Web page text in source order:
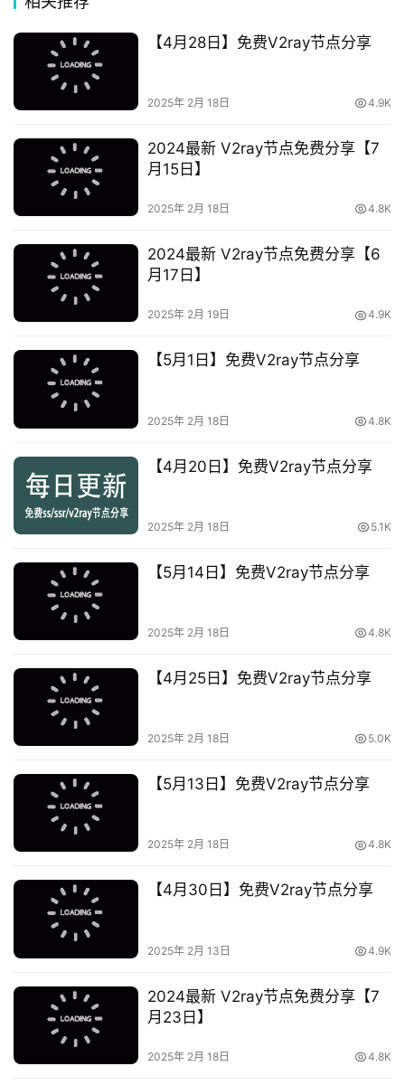
【4月28日】免费V2ray节点分享
2025年 2月 18日 4.9K
2024最新 V2ray节点免费分享【7
月15日】
2025年 2月 18日 4.8K
2024最新 V2ray节点免费分享【6
月17日】
2025年 2月 19日 4.9K
【5月1日】免费V2ray节点分享
2025年 2月 18日 4.8K
【4月20日】免费V2ray节点分享
2025年 2月 18日 5.1K
【5月14日】免费V2ray节点分享
2025年 2月 18日 4.8K
【4月25日】免费V2ray节点分享
2025年 2月 18日 5.0K
【5月13日】免费V2ray节点分享
2025年 2月 18日 4.8K
【4月30日】免费V2ray节点分享
2025年 2月 13日 4.9K
2024最新 V2ray节点免费分享【7
月23日】
2025年 2月 18日 4.8K